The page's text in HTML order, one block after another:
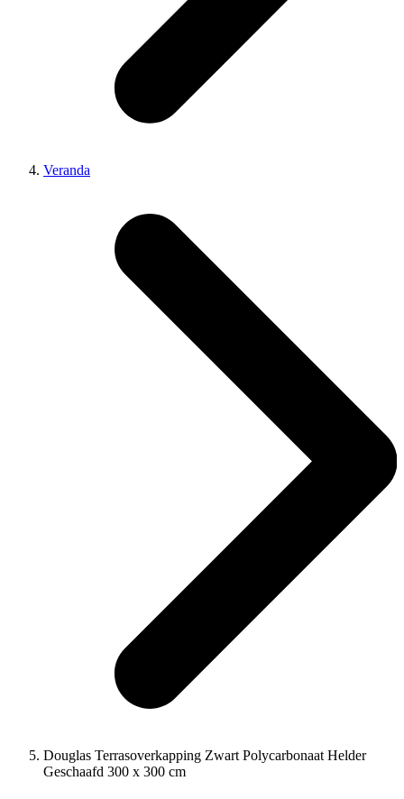
Veranda
Douglas Terrasoverkapping Zwart Polycarbonaat Helder
Geschaafd 300 x 300 cm